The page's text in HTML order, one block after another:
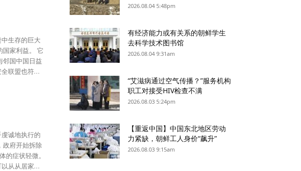
血统的继
人和女儿参
金正日影响
措施。最具
挂马克思和
线的哥白尼式
界线防护墙
2021年把校
，在新的校舍
马克思和列
生存的巨大
国家利益。 它
联盟也符合
础设施计划
权的岛礁。
了其承诺投
宾海的挑衅也
引发的领土
诚地执行的
政府开始拆除
的症状轻微。
从从居家隔
2026.08.04 5:48pm
有经济能力或有关系的朝鲜学生
去科学技术图书馆
2026.08.04 9:31am
“艾滋病通过空气传播？”服务机构
职工对接受HIV检查不满
2026.08.03 5:24pm
【重返中国】中国东北地区劳动
力紧缺，朝鲜工人身价“飙升”
2026.08.03 9:15am